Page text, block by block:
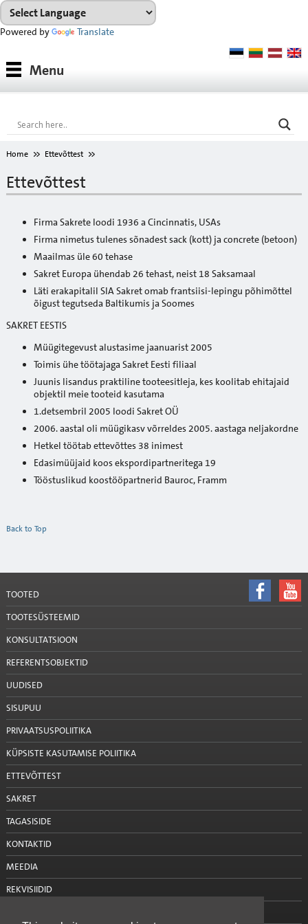
Powered by Translate
Tooted
Tootesüsteemid
Konsultatsioon
Referentsobjektid
Allalaadimiseks
Ettevõttest
Menu
Home Ettevõttest
Ettevõttest
Firma Sakrete loodi 1936 a Cincinnatis, USAs
Firma nimetus tulenes sõnadest sack (kott) ja concrete (betoon)
Maailmas üle 60 tehase
Sakret Europa ühendab 26 tehast, neist 18 Saksamaal
Läti erakapitalil SIA Sakret omab frantsiisi-lepingu põhimõttel
õigust tegutseda Baltikumis ja Soomes
SAKRET EESTIS
Müügitegevust alustasime jaanuarist 2005
Toimis ühe töötajaga Sakret Eesti filiaal
Juunis lisandus praktiline tooteesitleja, kes koolitab ehitajaid
objektil meie tooteid kasutama
1.detsembril 2005 loodi Sakret OÜ
2006. aastal oli müügikasv võrreldes 2005. aastaga neljakordne
Hetkel töötab ettevõttes 38 inimest
Edasimüüjaid koos ekspordipartneritega 19
Tööstuslikud koostööpartnerid Bauroc, Framm
Back to Top
TOOTED
TOOTESÜSTEEMID
KONSULTATSIOON
REFERENTSOBJEKTID
UUDISED
SISUPUU
PRIVAATSUSPOLIITIKA
KÜPSISTE KASUTAMISE POLIITIKA
ETTEVÕTTEST
SAKRET
TAGASISIDE
KONTAKTID
MEEDIA
REKVISIIDID